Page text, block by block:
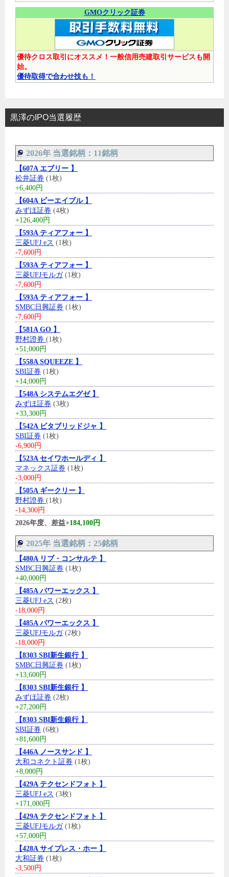
GMOクリック証券
優待クロス取引にオススメ！一般信用売建取引サービスも開
始。
優待取得で合わせ技も！
黒澤のIPO当選履歴
2026年 当選銘柄：11銘柄
【607A エブリー 】
松井証券 (1枚)
+6,400円
【604A ビーエイブル 】
みずほ証券 (4枚)
+126,400円
【593A ティアフォー 】
三菱UFJ eス (1枚)
-7,600円
【593A ティアフォー 】
三菱UFJモルガ(1枚)
-7,600円
【593A ティアフォー 】
SMBC日興証券 (1枚)
-7,600円
【581A GO 】
野村證券 (1枚)
+51,000円
【558A SQUEEZE 】
SBI証券 (1枚)
+14,000円
【548A システムエグゼ 】
みずほ証券 (3枚)
+33,300円
【542A ビタブリッドジャ 】
SBI証券 (1枚)
-6,900円
【523A セイワホールディ 】
マネックス証券 (1枚)
-3,000円
【505A ギークリー 】
野村證券 (1枚)
-14,300円
2026年度、差益+184,100円
2025年 当選銘柄：25銘柄
【480A リブ・コンサルテ 】
SMBC日興証券 (1枚)
+40,000円
【485A パワーエックス 】
三菱UFJ eス (2枚)
-18,000円
【485A パワーエックス 】
三菱UFJモルガ(2枚)
-18,000円
【8303 SBI新生銀行 】
SMBC日興証券 (1枚)
+13,600円
【8303 SBI新生銀行 】
みずほ証券 (2枚)
+27,200円
【8303 SBI新生銀行 】
SBI証券 (6枚)
+81,600円
【446A ノースサンド 】
大和コネクト証券 (1枚)
+8,000円
【429A テクセンドフォト 】
三菱UFJ eス (3枚)
+171,000円
【429A テクセンドフォト 】
三菱UFJモルガ(1枚)
+57,000円
【428A サイプレス・ホー 】
大和証券 (1枚)
-3,500円